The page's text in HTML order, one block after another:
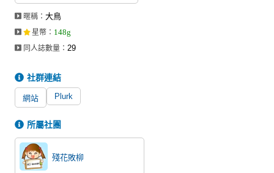
宣傳&交流
工作委託
繪圖藝廊
攤位轉讓區
會員功能選單
暱稱：大鳥
星幣 ： 148g
同人誌數量：29
社群連結
網站 Plurk
所屬社團
殘花敗柳